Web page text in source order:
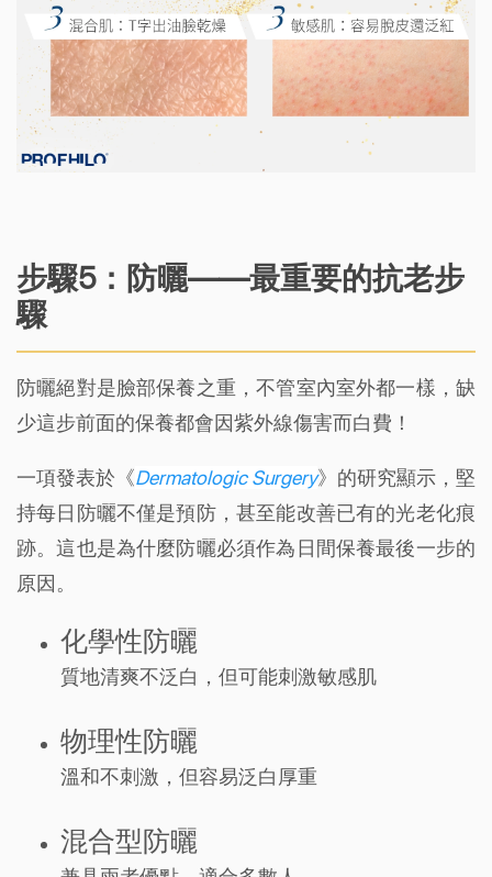
步驟5：防曬——最重要的抗老步
驟
防曬絕對是臉部保養之重，不管室內室外都一樣，缺
少這步前面的保養都會因紫外線傷害而白費！
一項發表於《Dermatologic Surgery》的研究顯示，堅
持每日防曬不僅是預防，甚至能改善已有的光老化痕
跡。這也是為什麼防曬必須作為日間保養最後一步的
原因。
化學性防曬
質地清爽不泛白，但可能刺激敏感肌
物理性防曬
溫和不刺激，但容易泛白厚重
混合型防曬